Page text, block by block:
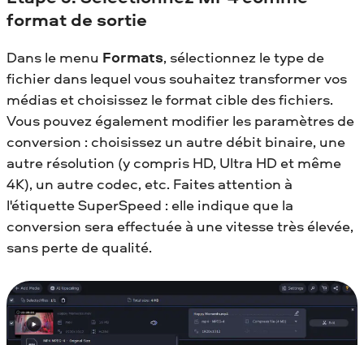
format de sortie
Dans le menu Formats, sélectionnez le type de
fichier dans lequel vous souhaitez transformer vos
médias et choisissez le format cible des fichiers.
Vous pouvez également modifier les paramètres de
conversion : choisissez un autre débit binaire, une
autre résolution (y compris HD, Ultra HD et même
4K), un autre codec, etc. Faites attention à
l'étiquette SuperSpeed : elle indique que la
conversion sera effectuée à une vitesse très élevée,
sans perte de qualité.